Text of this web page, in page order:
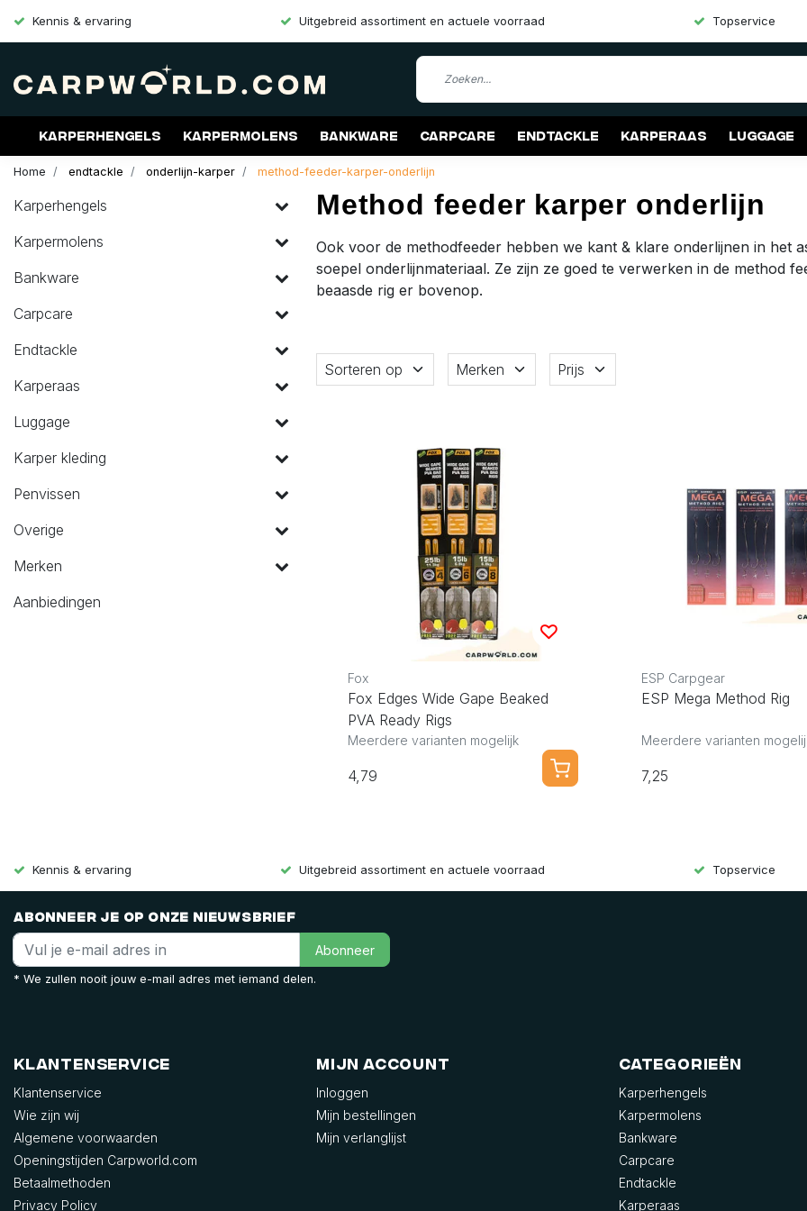
Kennis & ervaring Uitgebreid assortiment en actuele voorraad Topservice
Karperhengels Karpermolens Bankware Carpcare Endtackle Karperaas Luggage
Merken Aanbiedingen Gift Cards
Home endtackle onderlijn-karper method-feeder-karper-onderlijn
Karperhengels
Karpermolens
Bankware
Carpcare
Endtackle
Karperaas
Luggage
Karper kleding
Penvissen
Overige
Merken
Aanbiedingen
Method feeder karper onderlijn
Ook voor de methodfeeder hebben we kant & klare onderlijnen in het
soepel onderlijnmateriaal. Ze zijn ze goed te verwerken in de method
beaasde rig er bovenop.
Sorteren op Merken Prijs
Fox
Fox Edges Wide Gape Beaked
PVA Ready Rigs
Meerdere varianten mogelijk
4,79
ESP Carpgear
ESP Mega Method Rig
Meerdere varianten
7,25
Kennis & ervaring Uitgebreid assortiment en actuele voorraad Topservice
Abonneer je op onze nieuwsbrief
Abonneer
* We zullen nooit jouw e-mail adres met iemand delen.
Klantenservice
Klantenservice
Wie zijn wij
Algemene voorwaarden
Openingstijden Carpworld.com
Betaalmethoden
Privacy Policy
Mijn account
Inloggen
Mijn bestellingen
Mijn verlanglijst
Categorieën
Karperhengels
Karpermolens
Bankware
Carpcare
Endtackle
Karperaas